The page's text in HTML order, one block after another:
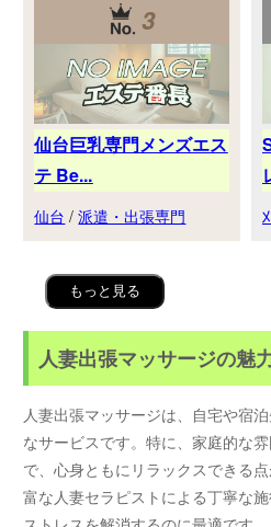
3
仙台巨乳専門メンズエス
テ Be...
仙台 /派遣・出張専門
もっと見る
人妻出張マッサージの魅
人妻出張マッサージは、自宅や宿
なサービスです。特に、家庭的な
で、心身ともにリラックスできる
富な人妻セラピストによる丁寧な施